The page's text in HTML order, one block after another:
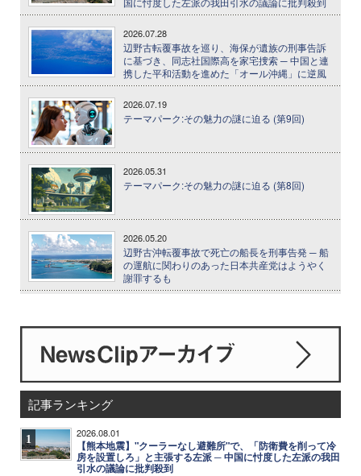
2026.07.28
辺野古転覆事故を巡り、海保が遺族の刑事告訴
に基づき、同志社国際高を家宅捜索 ─ 中国と連
携した平和活動を進めた「オール沖縄」に逆風
2026.07.19
テーマパーク:その魅力の謎に迫る (第9回)
2026.05.31
テーマパーク:その魅力の謎に迫る (第8回)
2026.05.20
辺野古沖転覆事故で死亡の船長を刑事告発 ─ 船
の運航に関わりのあった日本共産党はようやく
謝罪するも
記事ランキング
1 2026.08.01
【熊本地震】"クーラーなし避難所"で、「防衛費を削って冷
房を設置しろ」と主張する左派 ─ 中国に忖度した左派の我田
引水の議論に批判殺到